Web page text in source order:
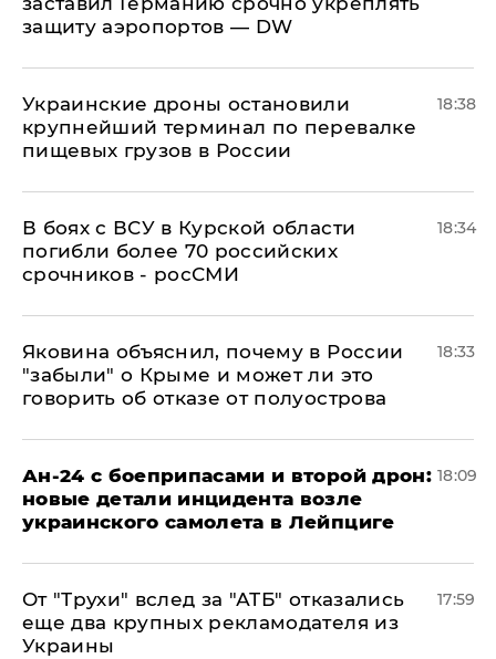
защиту аэропортов — DW
Украинские дроны остановили
крупнейший терминал по перевалке
пищевых грузов в России
18:38
В боях с ВСУ в Курской области
погибли более 70 российских
срочников - росСМИ
18:34
Яковина объяснил, почему в России
"забыли" о Крыме и может ли это
говорить об отказе от полуострова
18:33
Ан-24 с боеприпасами и второй дрон:
новые детали инцидента возле
украинского самолета в Лейпциге
18:09
От "Трухи" вслед за "АТБ" отказались
еще два крупных рекламодателя из
Украины
17:59